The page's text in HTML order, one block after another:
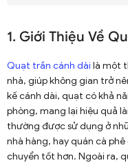
1. Giới Thiệu Về
Quạt trần cánh dài là một
nhà, giúp không gian trở
kế cánh dài, quạt có khả
phòng, mang lại hiệu quả
thường được sử dụng ở
nhà hàng, hay quán cà
chuyển tốt hơn. Ngoài ra,